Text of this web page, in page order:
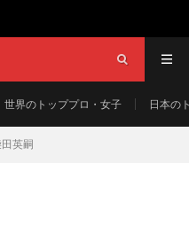
世界のトッププロ・女子 日本の
英嗣